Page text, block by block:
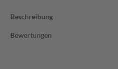
Beschreibung
Bewertungen